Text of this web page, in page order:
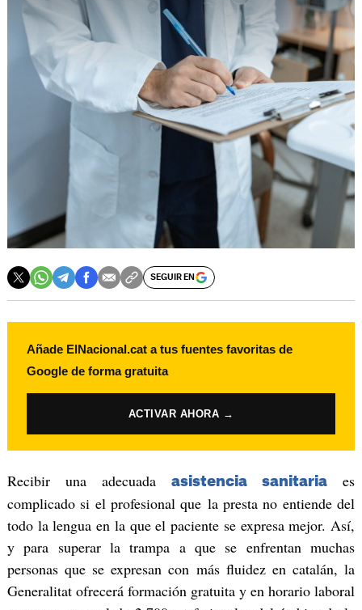
SEGUIR EN
Añade ElNacional.cat a tus fuentes favoritas de
Google de forma gratuita
ACTIVAR AHORA →
Recibir una adecuadaasistencia sanitaria
es
complicado si el profesional que la presta no entiende del
todo la lengua en la que el paciente se expresa mejor. Así,
y para superar la trampa a que se enfrentan muchas
personas que se expresan con más fluidez en catalán, la
Generalitat ofrecerá formación gratuita y en horario laboral